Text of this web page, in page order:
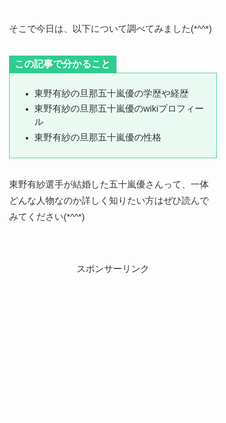
そこで今日は、以下について調べてみました(*^^*)
この記事で分かること
東野有紗の旦那五十嵐優の学歴や経歴
東野有紗の旦那五十嵐優のwikiプロフィー
ル
東野有紗の旦那五十嵐優の性格
東野有紗選手が結婚した五十嵐優さんって、一体
どんな人物なのか詳しく知りたい方はぜひ読んで
みてください(*^^*)
スポンサーリンク